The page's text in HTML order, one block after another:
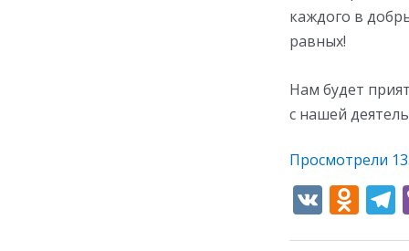
каждого в
равных!
Нам будет
с нашей
Просмотрели
V O